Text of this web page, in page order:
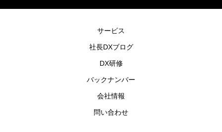
サービス
社長DXブログ
DX研修
バックナンバー
会社情報
問い合わせ